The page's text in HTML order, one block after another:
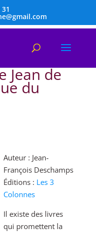
Jean de
du
Auteur : Jean-
François Deschamps
Éditions : Les 3
Colonnes
Il existe des livres
qui promettent la